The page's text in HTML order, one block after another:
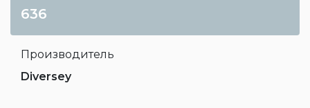
636
Производитель
Diversey